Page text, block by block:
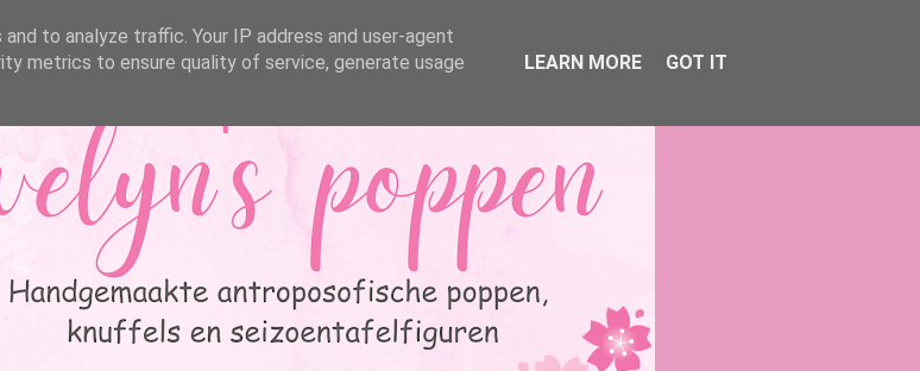
to analyze traffic. Your IP address and user-agent
metrics to ensure quality of service, generate usage
LEARN MORE GOT IT